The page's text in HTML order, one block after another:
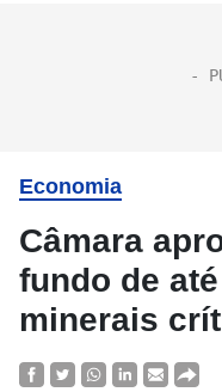
Economia
Câmara
fundo de
minerais